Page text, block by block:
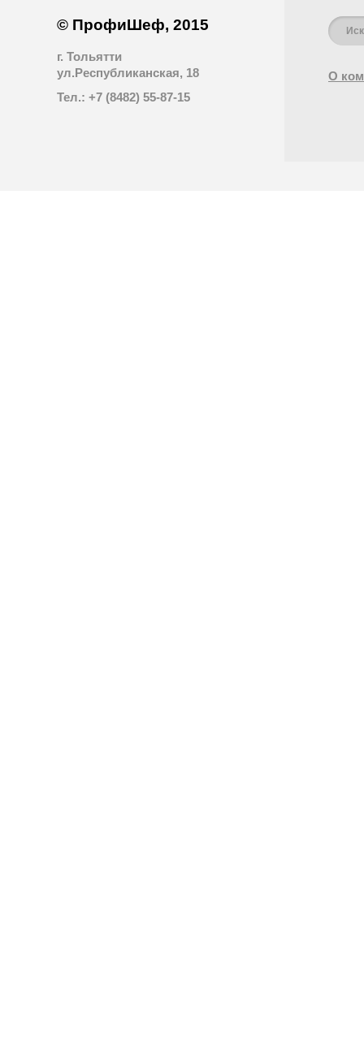
© ПрофиШеф, 2015
г. Тольятти
ул.Республиканская, 18
Тел.: +7 (8482) 55-87-15
О